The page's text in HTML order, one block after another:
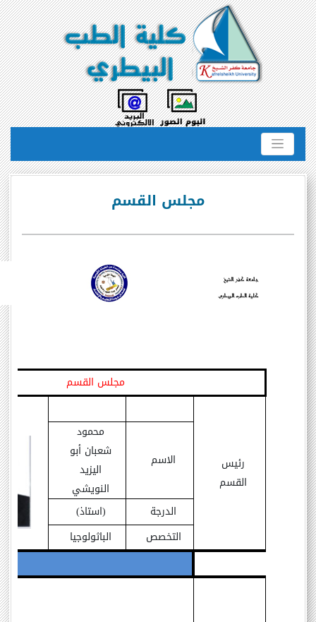
مجلس القسم
مجلس القسم
رئيس
القسم
الاسم
محمود
شعبان أبو
اليزيد
النويشي
الدرجة
(استاذ)
التخصص
الباثولوجيا